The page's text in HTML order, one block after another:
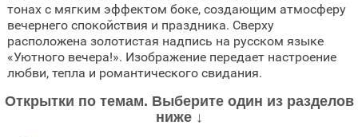
тонах с мягким эффектом боке, создающим атмосферу
вечернего спокойствия и праздника. Сверху
расположена золотистая надпись на русском языке
«Уютного вечера!». Изображение передает настроение
любви, тепла и романтического свидания.
Открытки по темам. Выберите один из разделов
ниже ↓